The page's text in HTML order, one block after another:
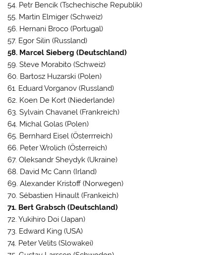
54. Petr Bencik (Tschechische Republik)
55. Martin Elmiger (Schweiz)
56. Hernani Broco (Portugal)
57. Egor Silin (Russland)
58. Marcel Sieberg (Deutschland)
59. Steve Morabito (Schweiz)
60. Bartosz Huzarski (Polen)
61. Eduard Vorganov (Russland)
62. Koen De Kort (Niederlande)
63. Sylvain Chavanel (Frankreich)
64. Michal Golas (Polen)
65. Bernhard Eisel (Österrreich)
66. Peter Wrolich (Österreich)
67. Oleksandr Sheydyk (Ukraine)
68. David Mc Cann (Irland)
69. Alexander Kristoff (Norwegen)
70. Sébastien Hinault (Frankeich)
71. Bert Grabsch (Deutschland)
72. Yukihiro Doi (Japan)
73. Edward King (USA)
74. Peter Velits (Slowakei)